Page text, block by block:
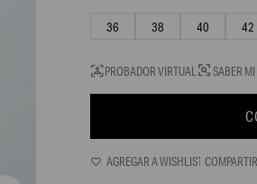
36 38 40 42
PROBADOR VIRTUAL SABER